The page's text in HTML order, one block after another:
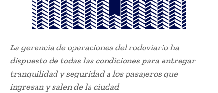
La gerencia de operaciones del rodoviario ha
dispuesto de todas las condiciones para entregar
tranquilidad y seguridad a los pasajeros que
ingresan y salen de la ciudad